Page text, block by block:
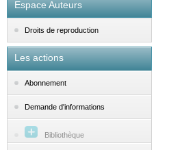
Espace Auteurs
Droits de reproduction
Les actions
Abonnement
Demande d'informations
Bibliothèque